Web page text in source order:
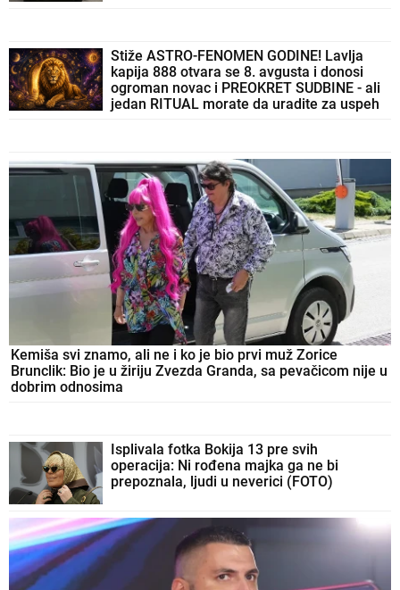
Stiže ASTRO-FENOMEN GODINE! Lavlja
kapija 888 otvara se 8. avgusta i donosi
ogroman novac i PREOKRET SUDBINE - ali
jedan RITUAL morate da uradite za uspeh
Kemiša svi znamo, ali ne i ko je bio prvi muž Zorice
Brunclik: Bio je u žiriju Zvezda Granda, sa pevačicom nije u
dobrim odnosima
Isplivala fotka Bokija 13 pre svih
operacija: Ni rođena majka ga ne bi
prepoznala, ljudi u neverici (FOTO)